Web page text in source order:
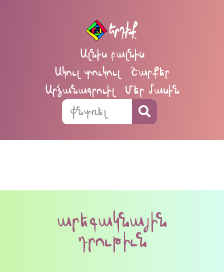
Ալնիս բալնիս
Ակուլ տուկուլ
Շարքեր
Արձանագրուիլ
Մեր մասին
արեգակնային
դրութիւն